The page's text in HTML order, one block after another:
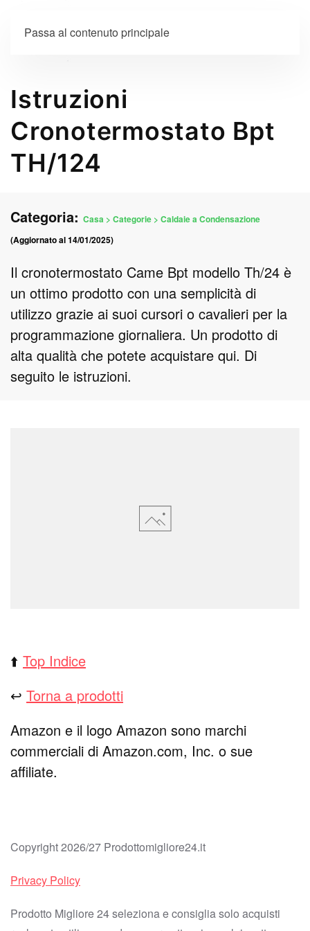
Passa al contenuto principale
Istruzioni
Cronotermostato Bpt
TH/124
Categoria: Casa > Categorie > Caldaie a Condensazione
(Aggiornato al 14/01/2025)
Il cronotermostato Came Bpt modello Th/24 è
un ottimo prodotto con una semplicità di
utilizzo grazie ai suoi cursori o cavalieri per la
programmazione giornaliera. Un prodotto di
alta qualità che potete acquistare qui. Di
seguito le istruzioni.
⬆️ Top Indice
↩️ Torna a prodotti
Amazon e il logo Amazon sono marchi
commerciali di Amazon.com, Inc. o sue
affiliate.
Copyright 2026/27 Prodottomigliore24.it
Privacy Policy
Prodotto Migliore 24 seleziona e consiglia solo acquisti